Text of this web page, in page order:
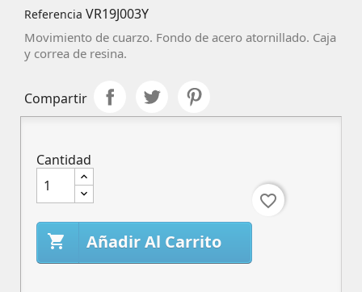
Referencia VR19J003Y
Movimiento de cuarzo. Fondo de acero atornillado. Caja
y correa de resina.
Compartir
Cantidad
 Añadir Al Carrito
favorite_border